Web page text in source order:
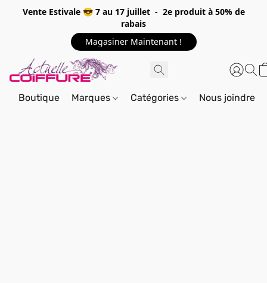
Vente Estivale 😎 7 au 17 juillet - 2e produit à 50% de
rabais
Magasiner Maintenant !
Boutique Marques Catégories Nous joindre